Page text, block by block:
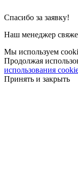
Cпасибо за заявку!
Наш менеджер
Мы используем
Продолжая
использования
Принять и закрыть